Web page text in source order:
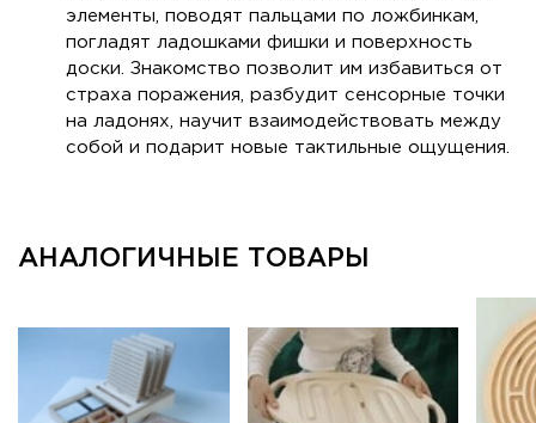
элементы, поводят пальцами по ложбинкам,
погладят ладошками фишки и поверхность
доски. Знакомство позволит им избавиться от
страха поражения, разбудит сенсорные точки
на ладонях, научит взаимодействовать между
собой и подарит новые тактильные ощущения.
АНАЛОГИЧНЫЕ ТОВАРЫ